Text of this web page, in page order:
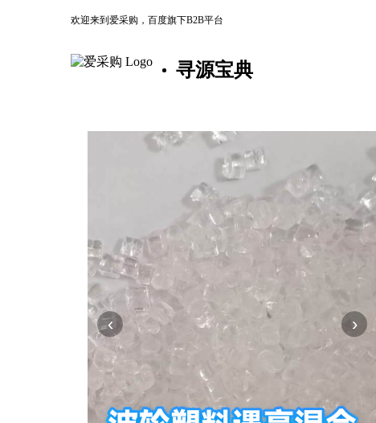
欢迎来到爱采购，百度旗下B2B平台
寻源宝典
‹ ›